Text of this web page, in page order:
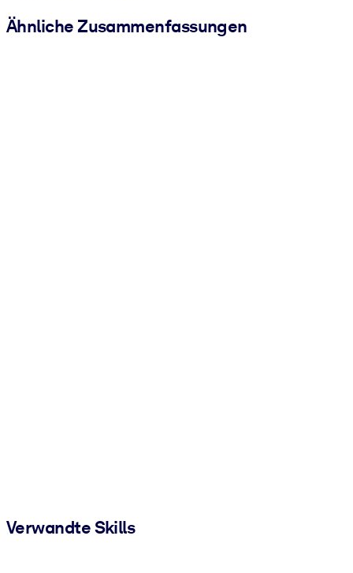
Ähnliche Zusammenfassungen
Verwandte Skills